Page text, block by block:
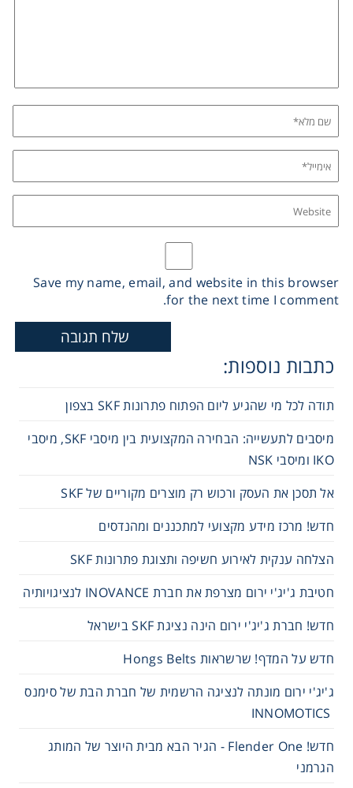
כתבות נוספות:
תודה לכל מי שהגיע ליום הפתוח פתרונות SKF בצפון
מיסבים לתעשייה: הבחירה המקצועית בין מיסבי SKF, מיסבי
IKO ומיסבי NSK
אל תסכן את העסק ורכוש רק מוצרים מקוריים של SKF
חדש! מרכז מידע מקצועי למתכננים ומהנדסים
הצלחה ענקית לאירוע חשיפה ותצוגת פתרונות SKF
חטיבת ג'יג'י ירום מצרפת את חברת INOVANCE לנציגויותיה
חדש! חברת ג'יג'י ירום הינה נציגת SKF בישראל
חדש על המדף! שרשראות Hongs Belts
ג'יג'י ירום מונתה לנציגה הרשמית של חברת הבת של סימנס
חדש! Flender One - הגיר הבא מבית היוצר של המותג
הגרמני
Save my name, email, and website in this browser
for the next time I comment.